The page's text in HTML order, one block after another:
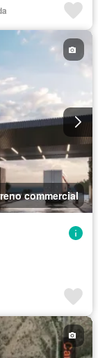
commercial